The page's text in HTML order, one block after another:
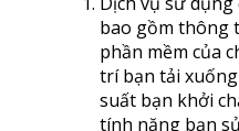
bao gồm thông
phần mềm của
trí bạn tải
suất bạn khởi
tính năng bạn